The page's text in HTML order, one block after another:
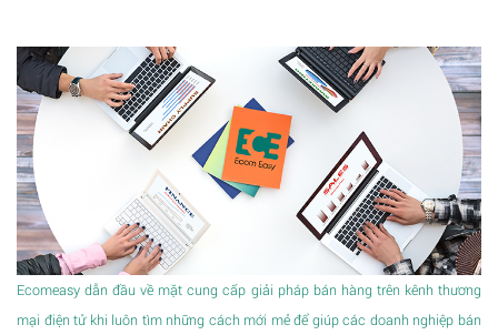
Ecomeasy dẫn đầu về mặt cung cấp giải pháp bán hàng trên kênh thương
mại điện tử khi luôn tìm những cách mới mẻ để giúp các doanh nghiệp bán